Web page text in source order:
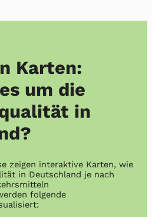
Karten:
um die
in
zeigen interaktive Karten, wie
in Deutschland je nach
folgende